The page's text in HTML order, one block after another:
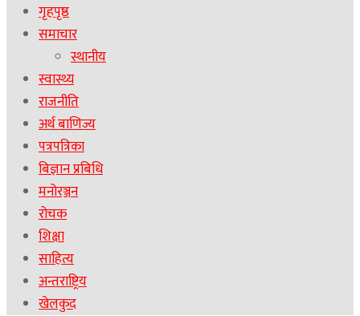
गृहपृष्ठ
समाचार
स्थानीय
स्वास्थ्य
राजनीति
अर्थ बाणिज्य
पत्रपत्रिका
बिज्ञान प्रबिधि
मनोरञ्जन
रोचक
शिक्षा
साहित्य
अन्तराष्ट्रिय
खेलकुद